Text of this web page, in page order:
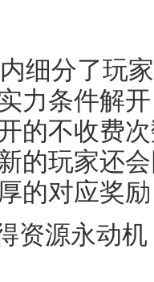
细分了玩
力条件解
的不收费
的玩家还
的对应奖
资源永动机